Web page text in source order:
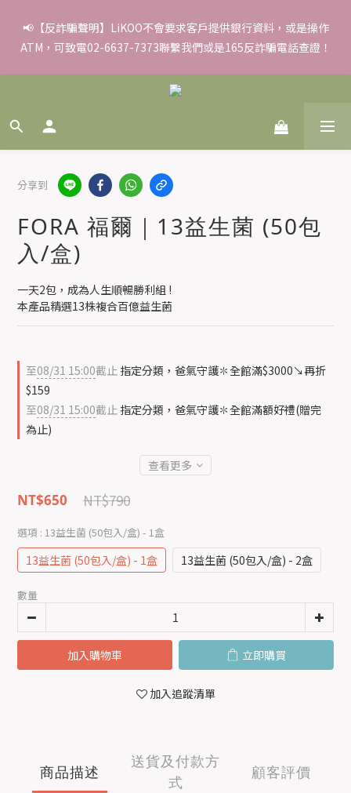
✨滿額好禮 ➊滿９９９贈▸彈力保濕面膜/盒 ➋滿１８８８贈▸蒸氣
熱敷眼罩/盒 ❸滿３３８８贈▸積雪草柔敏舒緩水凝霜EX/瓶
📢【反詐騙聲明】LiKOO不會要求客戶提供銀行資料，或是操作
ATM，可致電02-6637-7373聯繫我們或是165反詐騙電話查證！
✨滿額好禮 ➊滿９９９贈▸彈力保濕面膜/盒 ➋滿１８８８贈▸蒸氣
熱敷眼罩/盒 ❸滿３３８８贈▸積雪草柔敏舒緩水凝霜EX/瓶
分享到
FORA 福爾｜13益生菌 (50包
入/盒)
一天2包，成為人生順暢勝利組 !
本產品精選13株複合百億益生菌
至08/31 15:00截止 指定分類，爸氣守護✽全館滿$3000↘再折
$159
至08/31 15:00截止 指定分類，爸氣守護✽全館滿額好禮(贈完
為止)
查看更多
NT$790
NT$650
選項 : 13益生菌 (50包入/盒) - 1盒
13益生菌 (50包入/盒) - 1盒 13益生菌 (50包入/盒) - 2盒
數量
加入購物車 立即購買
加入追蹤清單
商品描述
送貨及付款方
式
顧客評價